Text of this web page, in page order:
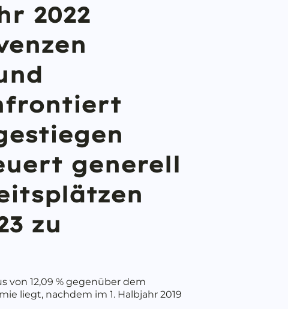
2022
generell
zu
von 12,09 % gegenüber dem
liegt, nachdem im 1. Halbjahr 2019